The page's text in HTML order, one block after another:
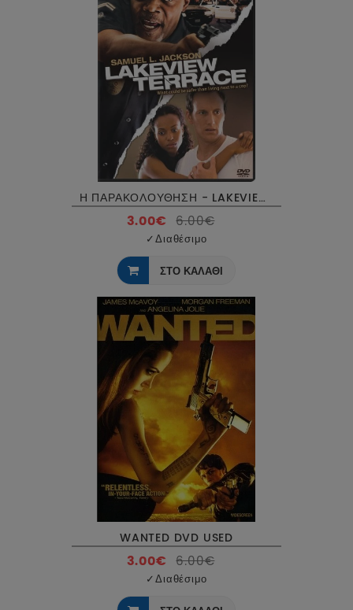
Η ΠΑΡΑΚΟΛΟΥΘΗΣΗ - LAKEVIEW TERRACE DVD USED
3.00€ 6.00€
✓Διαθέσιμο
ΣΤΟ ΚΑΛΑΘΙ
WANTED DVD USED
3.00€ 6.00€
✓Διαθέσιμο